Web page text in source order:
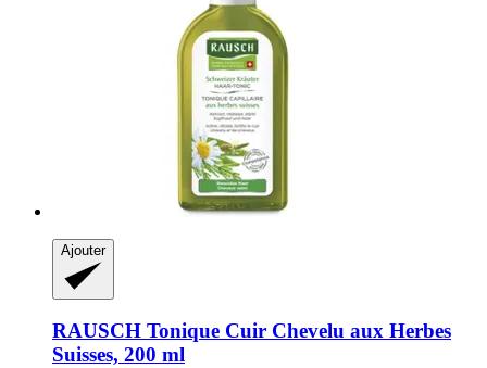
Ajouter
RAUSCH Tonique Cuir Chevelu aux Herbes
Suisses, 200 ml